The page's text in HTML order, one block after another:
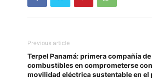
Previous article
Terpel Panamá: primera compañía de
combustibles en comprometerse
movilidad eléctrica sustentable en el